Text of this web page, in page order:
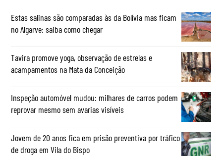
Estas salinas são comparadas às da Bolívia mas ficam
no Algarve: saiba como chegar
Tavira promove yoga, observação de estrelas e
acampamentos na Mata da Conceição
Inspeção automóvel mudou: milhares de carros podem
reprovar mesmo sem avarias visíveis
Jovem de 20 anos fica em prisão preventiva por tráfico
de droga em Vila do Bispo